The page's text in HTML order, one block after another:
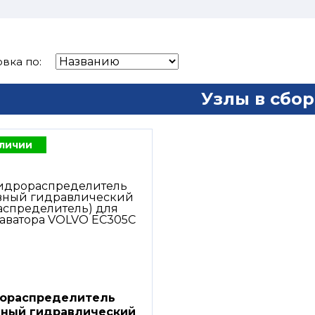
по:
Узлы в
гидравлический